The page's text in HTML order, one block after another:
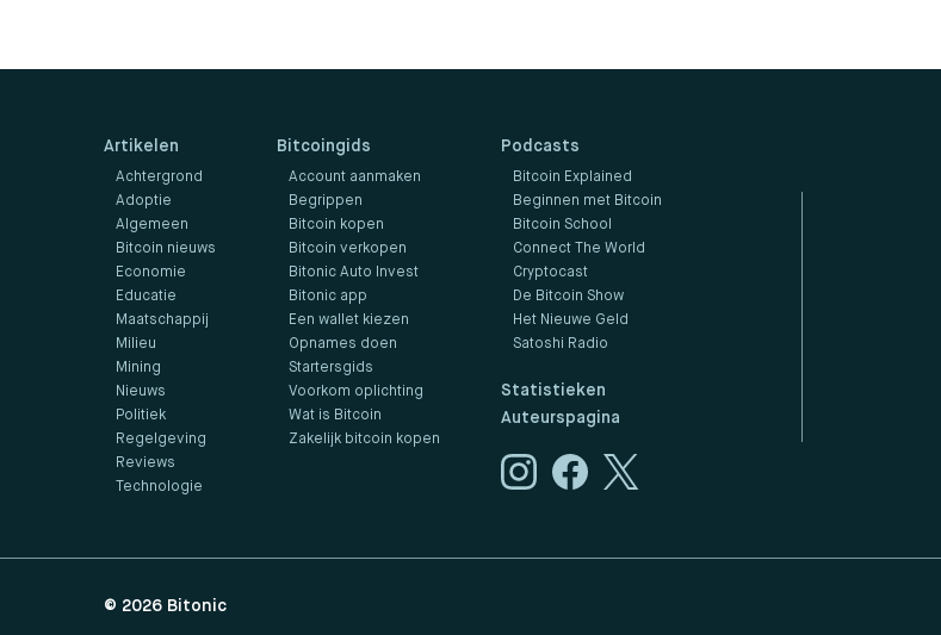
Artikelen
Achtergrond
Adoptie
Algemeen
Bitcoin nieuws
Economie
Educatie
Maatschappij
Milieu
Mining
Nieuws
Politiek
Regelgeving
Reviews
Technologie
Bitcoingids
Account aanmaken
Begrippen
Bitcoin kopen
Bitcoin verkopen
Bitonic Auto Invest
Bitonic app
Een wallet kiezen
Opnames doen
Startersgids
Voorkom oplichting
Wat is Bitcoin
Zakelijk bitcoin kopen
Podcasts
Bitcoin Explained
Beginnen met Bitcoin
Bitcoin School
Connect The World
Cryptocast
De Bitcoin Show
Het Nieuwe Geld
Satoshi Radio
Statistieken
Auteurspagina
© 2026 Bitonic